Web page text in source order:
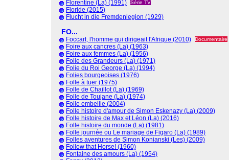
Florentine (La) (1991) Série TV
Floride (2015)
Flucht in die Fremdenlegion (1929)
FO...
Foccart, l'homme qui dirigeait l'Afrique (2010) Documentaire
Foire aux cancres (La) (1963)
Foire aux femmes (La) (1956)
Folie des Grandeurs (La) (1971)
Folie du Roi George (La) (1994)
Folies bourgeoises (1976)
Folle à tuer (1975)
Folle de Chaillot (La) (1969)
Folle de Toujane (La) (1974)
Folle embellie (2004)
Folle histoire d'amour de Simon Eskenazy (La) (2009)
Folle histoire de Max et Léon (La) (2016)
Folle histoire du monde (La) (1981)
Folle journée ou Le mariage de Figaro (La) (1989)
Folles aventures de Simon Konianski (Les) (2009)
Follow that Horse! (1960)
Fontaine des amours (La) (1954)